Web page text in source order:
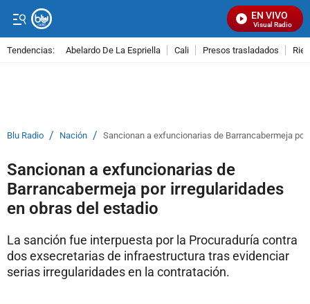
EN VIVO
Señal Visual Radio
Tendencias: Abelardo De La Espriella Cali Presos trasladados
Blu Radio / Nación / Sancionan a exfuncionarias de Barrancabermeja
Sancionan a exfuncionarias de
Barrancabermeja por irregularidades
en obras del estadio
La sanción fue interpuesta por la Procuraduría contra
dos exsecretarias de infraestructura tras evidenciar
serias irregularidades en la contratación.